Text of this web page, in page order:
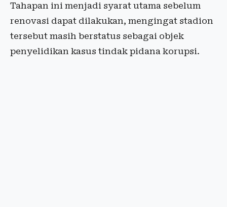
Tahapan ini menjadi syarat utama sebelum
renovasi dapat dilakukan, mengingat stadion
tersebut masih berstatus sebagai objek
penyelidikan kasus tindak pidana korupsi.